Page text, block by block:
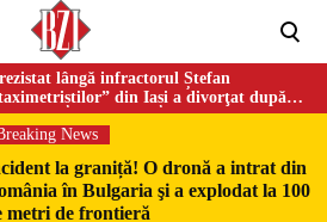
lângă infractorul Ștefan
din Iași a divorţat după
News
la graniță! O dronă a intrat din
în Bulgaria şi a explodat la 100
metri de frontieră